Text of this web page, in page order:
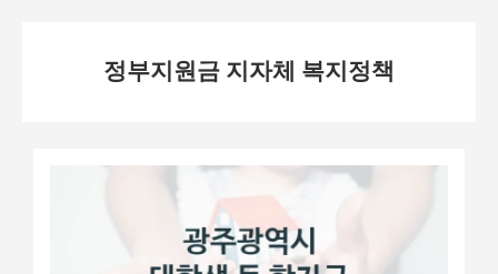
정부지원금 지자체 복지정책